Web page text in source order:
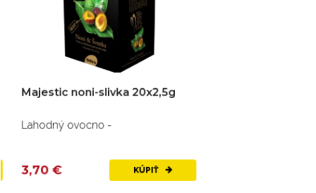
Majestic noni-slivka 20x2,5g
Lahodný ovocno -
3,70 € KÚPIŤ